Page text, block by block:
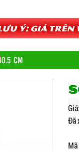
ý: Giá
CM
Giá:
Đã